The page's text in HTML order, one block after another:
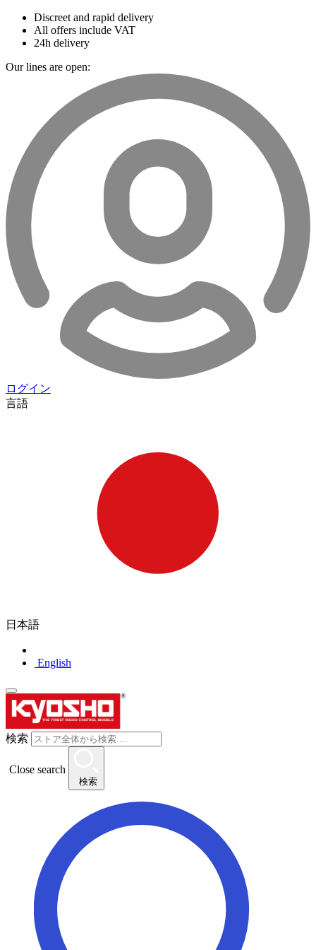
Discreet and rapid delivery
All offers include VAT
24h delivery
Our lines are open:
ログイン
言語
日本語
English
検索
Close search
検索